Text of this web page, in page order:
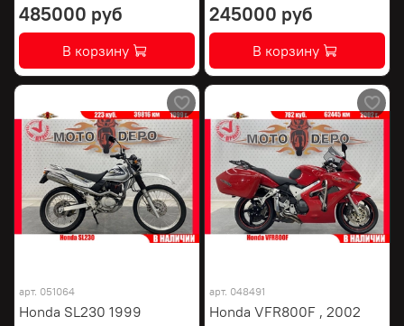
485000 руб
В корзину
245000 руб
В корзину
арт. 051064
Honda SL230 1999
арт. 048491
Honda VFR800F , 2002